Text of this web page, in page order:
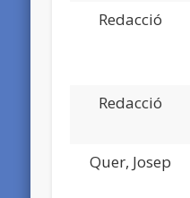
Redacció
Redacció
Quer, Josep